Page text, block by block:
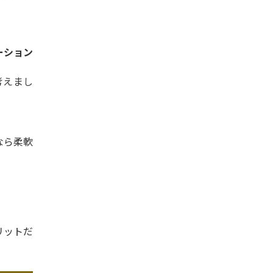
ション
まし
ら柔軟
ットだ